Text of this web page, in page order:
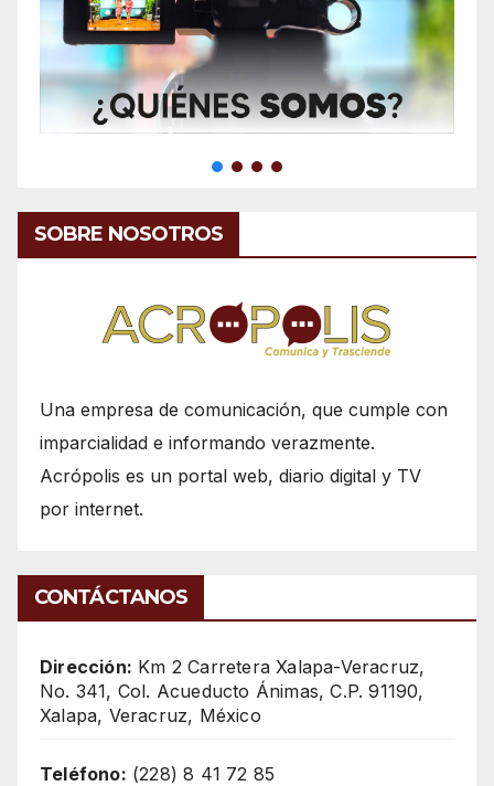
SOBRE NOSOTROS
Una empresa de comunicación, que cumple con
imparcialidad e informando verazmente.
Acrópolis es un portal web, diario digital y TV
por internet.
CONTÁCTANOS
Dirección: Km 2 Carretera Xalapa-Veracruz,
No. 341, Col. Acueducto Ánimas, C.P. 91190,
Xalapa, Veracruz, México
Teléfono: (228) 8 41 72 85